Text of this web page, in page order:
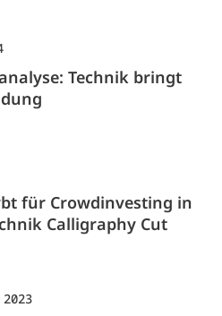
Technik bringt
für Crowdinvesting in
Calligraphy Cut